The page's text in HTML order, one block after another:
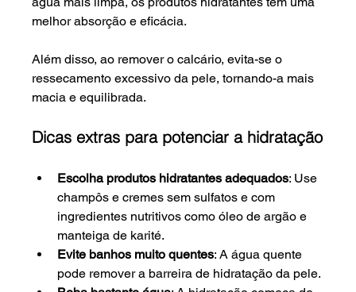
melhor absorção e eficácia.
Além disso, ao remover o calcário, evita-se o
ressecamento excessivo da pele, tornando-a mais
macia e equilibrada.
Dicas extras para potenciar a hidratação
Escolha produtos hidratantes adequados: Use
champôs e cremes sem sulfatos e com
ingredientes nutritivos como óleo de argão e
manteiga de karité.
Evite banhos muito quentes: A água quente
pode remover a barreira de hidratação da pele.